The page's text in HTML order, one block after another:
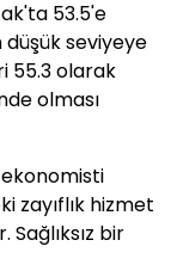
53.5'e
düşük seviyeye
55.3 olarak
olması
zayıflık hizmet
bir